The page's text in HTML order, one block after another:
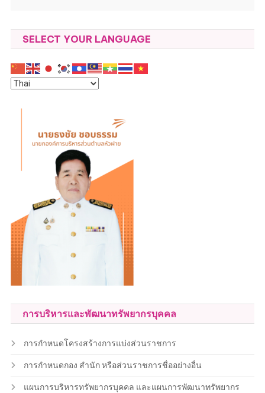
SELECT YOUR LANGUAGE
การบริหารและพัฒนาทรัพยากรบุคคล
การกำหนดโครงสร้างการแบ่งส่วนราชการ
การกำหนดกอง สำนัก หรือส่วนราชการชื่ออย่างอื่น
แผนการบริหารทรัพยากรบุคคล และแผนการพัฒนาทรัพยากร